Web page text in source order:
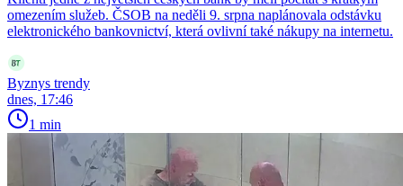
omezením služeb. ČSOB na neděli 9. srpna naplánovala odstávku
elektronického bankovnictví, která ovlivní také nákupy na internetu.
Byznys trendy
dnes, 17:46
1 min